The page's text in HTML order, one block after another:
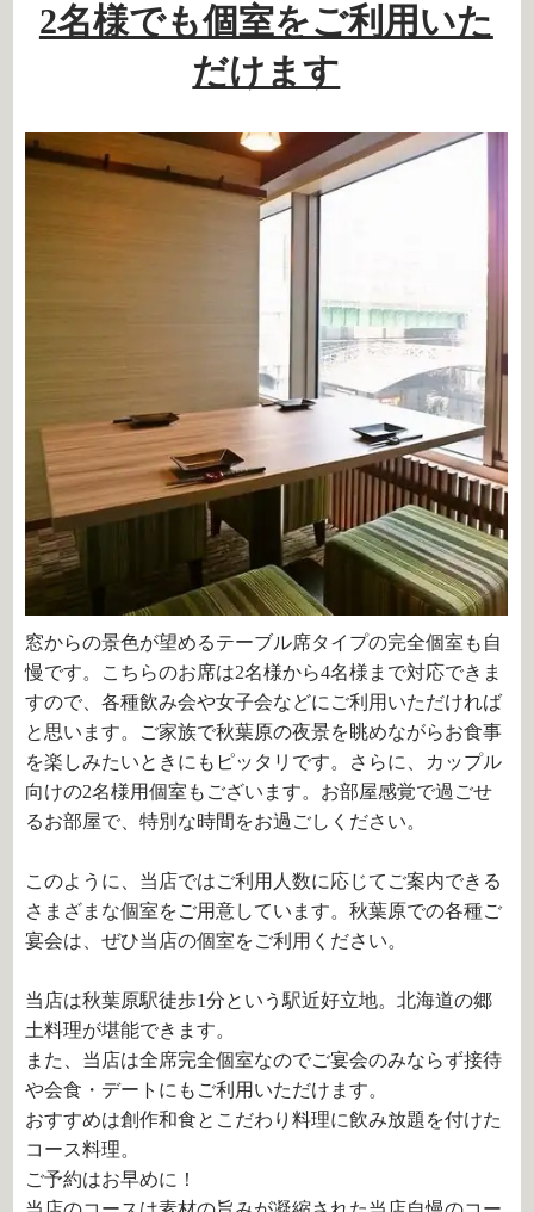
2名様でも個室をご利用いた
だけます
窓からの景色が望めるテーブル席タイプの完全個室も自
慢です。こちらのお席は2名様から4名様まで対応できま
すので、各種飲み会や女子会などにご利用いただければ
と思います。ご家族で秋葉原の夜景を眺めながらお食事
を楽しみたいときにもピッタリです。さらに、カップル
向けの2名様用個室もございます。お部屋感覚で過ごせ
るお部屋で、特別な時間をお過ごしください。
このように、当店ではご利用人数に応じてご案内できる
さまざまな個室をご用意しています。秋葉原での各種ご
宴会は、ぜひ当店の個室をご利用ください。
当店は秋葉原駅徒歩1分という駅近好立地。北海道の郷
土料理が堪能できます。
また、当店は全席完全個室なのでご宴会のみならず接待
や会食・デートにもご利用いただけます。
おすすめは創作和食とこだわり料理に飲み放題を付けた
コース料理。
ご予約はお早めに！